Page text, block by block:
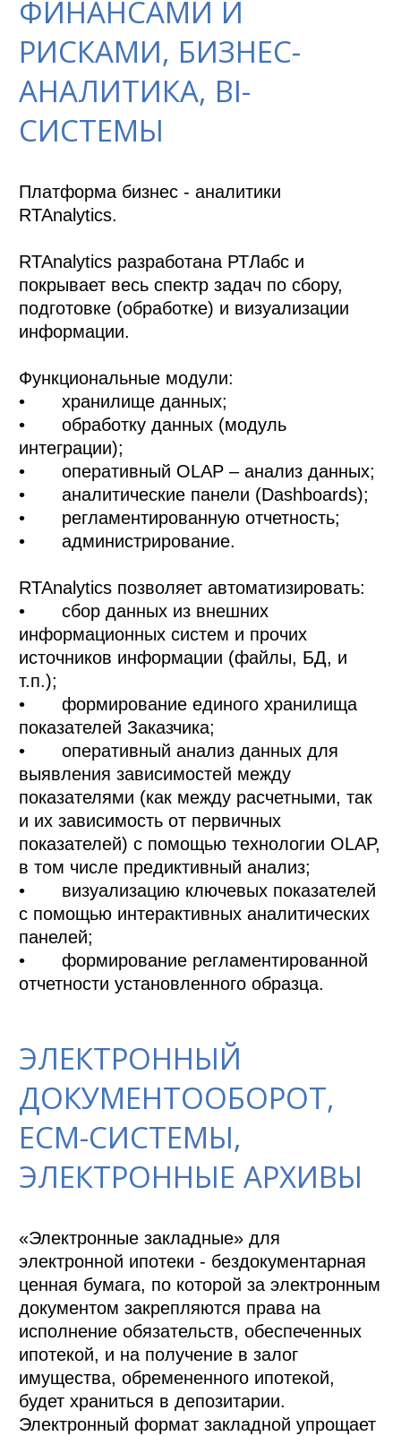
ФИНАНСАМИ И
РИСКАМИ, БИЗНЕС-
АНАЛИТИКА, BI-
СИСТЕМЫ
Платформа бизнес - аналитики
RTAnalytics.
RTAnalytics разработана РТЛабс и
покрывает весь спектр задач по сбору,
подготовке (обработке) и визуализации
информации.
Функциональные модули:
•	хранилище данных;
•	обработку данных (модуль
интеграции);
•	оперативный OLAP – анализ данных;
•	аналитические панели (Dashboards);
•	регламентированную отчетность;
•	администрирование.
RTAnalytics позволяет автоматизировать:
•	сбор данных из внешних
информационных систем и прочих
источников информации (файлы, БД, и
т.п.);
•	формирование единого хранилища
показателей Заказчика;
•	оперативный анализ данных для
выявления зависимостей между
показателями (как между расчетными, так
и их зависимость от первичных
показателей) с помощью технологии OLAP,
в том числе предиктивный анализ;
•	визуализацию ключевых показателей
с помощью интерактивных аналитических
панелей;
•	формирование регламентированной
ЭЛЕКТРОННЫЙ
ДОКУМЕНТООБОРОТ,
ECM-СИСТЕМЫ,
ЭЛЕКТРОННЫЕ АРХИВЫ
«Электронные закладные» для
электронной ипотеки - бездокументарная
ценная бумага, по которой за электронным
документом закрепляются права на
исполнение обязательств, обеспеченных
ипотекой, и на получение в залог
имущества, обремененного ипотекой,
будет храниться в депозитарии.
Электронный формат закладной упрощает